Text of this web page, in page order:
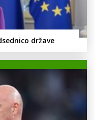
države